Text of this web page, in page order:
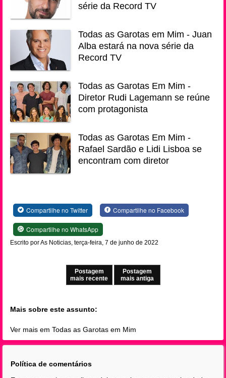
série da Record TV
Todas as Garotas em Mim - Juan
Alba estará na nova série da
Record TV
Todas as Garotas Em Mim -
Diretor Rudi Lagemann se reúne
com protagonista
Todas as Garotas Em Mim -
Rafael Sardão e Lidi Lisboa se
encontram com diretor
Compartilhe no Twitter Compartilhe no Facebook
Compartilhe no WhatsApp
Escrito por As Noticias, terça-feira, 7 de junho de 2022
Postagem
mais recente
Postagem
mais antiga
Mais sobre este assunto:
Ver mais em Todas as Garotas em Mim
Política de comentários